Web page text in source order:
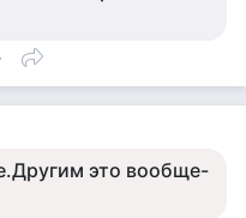
это вообще-